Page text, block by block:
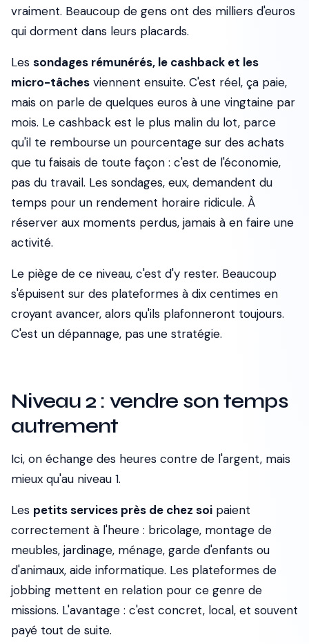
vraiment. Beaucoup de gens ont des milliers d'euros
qui dorment dans leurs placards.
Les sondages rémunérés, le cashback et les
micro-tâches viennent ensuite. C'est réel, ça paie,
mais on parle de quelques euros à une vingtaine par
mois. Le cashback est le plus malin du lot, parce
qu'il te rembourse un pourcentage sur des achats
que tu faisais de toute façon : c'est de l'économie,
pas du travail. Les sondages, eux, demandent du
temps pour un rendement horaire ridicule. À
réserver aux moments perdus, jamais à en faire une
activité.
Le piège de ce niveau, c'est d'y rester. Beaucoup
s'épuisent sur des plateformes à dix centimes en
croyant avancer, alors qu'ils plafonneront toujours.
C'est un dépannage, pas une stratégie.
Niveau 2 : vendre son temps
autrement
Ici, on échange des heures contre de l'argent, mais
mieux qu'au niveau 1.
Les petits services près de chez soi paient
correctement à l'heure : bricolage, montage de
meubles, jardinage, ménage, garde d'enfants ou
d'animaux, aide informatique. Les plateformes de
jobbing mettent en relation pour ce genre de
missions. L'avantage : c'est concret, local, et souvent
payé tout de suite.